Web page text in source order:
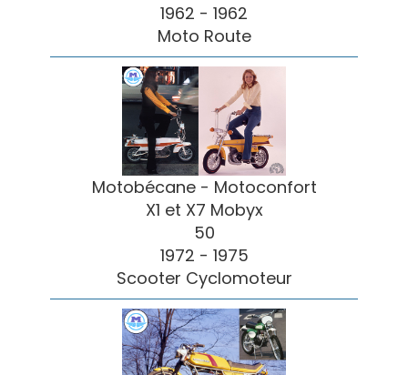
1962 - 1962
Moto Route
Motobécane - Motoconfort
X1 et X7 Mobyx
50
1972 - 1975
Scooter Cyclomoteur